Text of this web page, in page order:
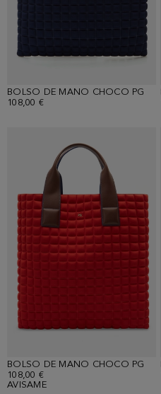
BOLSO DE MANO CHOCO PG
108,00 €
BOLSO DE MANO CHOCO PG
108,00 €
AVISAME